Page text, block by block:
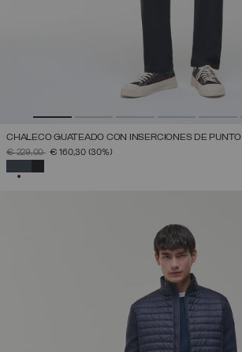
CHALECO GUATEADO CON INSERCIONES DE PUNTO
PRECIO REBAJADO DE
€ 229,00A€ 160,30 (30%)